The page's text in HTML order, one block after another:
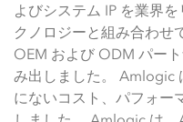
よびシステム IP を業界
クノロジーと組み合わせ
OEM および ODM パー
み出しました。 Amlogic
にないコスト、パフォー